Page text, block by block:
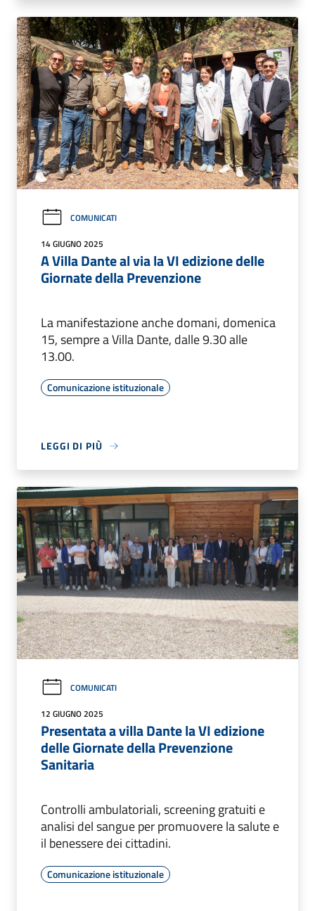
COMUNICATI
14 GIUGNO 2025
A Villa Dante al via la VI edizione delle
Giornate della Prevenzione
La manifestazione anche domani, domenica
15, sempre a Villa Dante, dalle 9.30 alle
13.00.
Comunicazione istituzionale
LEGGI DI PIÙ
COMUNICATI
12 GIUGNO 2025
Presentata a villa Dante la VI edizione
delle Giornate della Prevenzione
Sanitaria
Controlli ambulatoriali, screening gratuiti e
analisi del sangue per promuovere la salute e
il benessere dei cittadini.
Comunicazione istituzionale